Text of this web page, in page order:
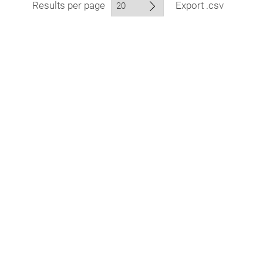
Results per page Export .csv